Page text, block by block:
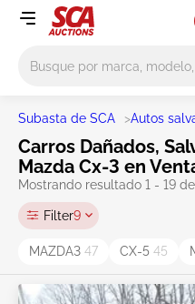
Subasta de SCA >Autos
Carros Dañados,
Mazda Cx-3 en
Mostrando resultado 1 - 19
Filter9
MAZDA3 47 CX-5 45